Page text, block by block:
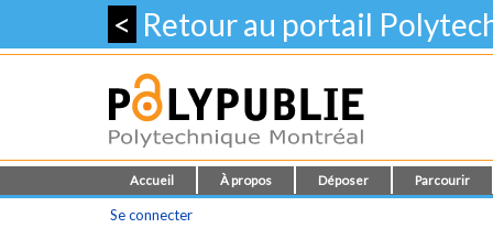
< Retour au portail
Accueil À propos Déposer Parcourir
Se connecter